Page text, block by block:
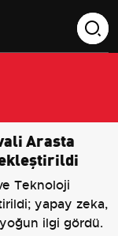
Arasta
Teknoloji
yapay zeka,
ilgi gördü.